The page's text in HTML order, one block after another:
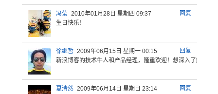
回复
冯莹 2010年01月28日 星期四 09:37
生日快乐！
回复
徐继哲 2009年06月15日 星期一 00:15
新浪博客的技术牛人和产品经理， 隆重欢迎！ 想深入了解
回复
夏清然 2009年06月14日 星期日 23:14